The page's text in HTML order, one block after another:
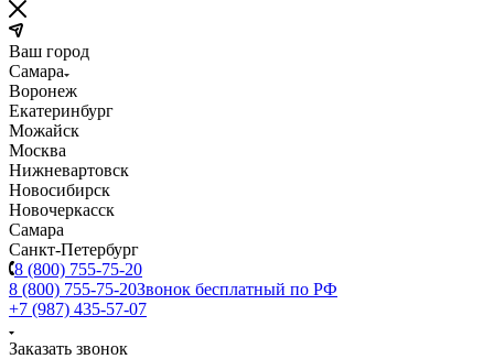
Ваш город
Самара
Воронеж
Екатеринбург
Можайск
Москва
Нижневартовск
Новосибирск
Новочеркасск
Самара
Санкт-Петербург
8 (800) 755-75-20
8 (800) 755-75-20Звонок бесплатный по РФ
+7 (987) 435-57-07
Заказать звонок